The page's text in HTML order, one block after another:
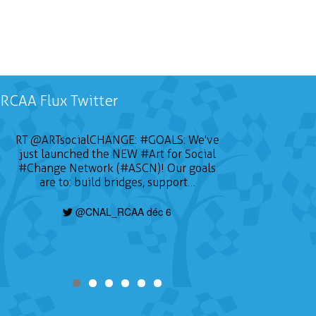
RCAA Flux Twitter
RT@ARTsocialCHANGE: #GOALS: We've
just launched the NEW #Artfor Social
#Change Network (#ASCN)! Our goals
are to: build bridges, support…
@CNAL_RCAA déc 6